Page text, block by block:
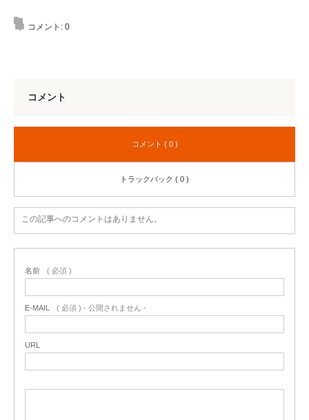
コメント: 0
コメント
コメント ( 0 )
トラックバック ( 0 )
この記事へのコメントはありません。
名前 ( 必須 )
E-MAIL ( 必須 ) - 公開されません -
URL